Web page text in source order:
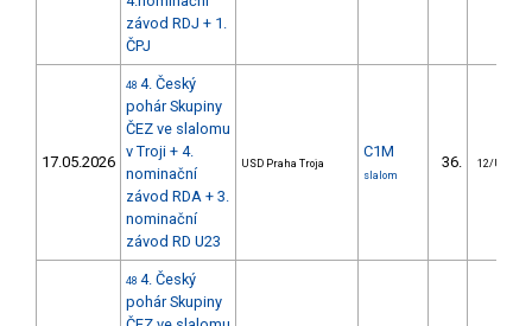
závod RDJ + 1.
ČPJ
17.05.2026
48 4. Český
pohár Skupiny
ČEZ ve slalomu
v Troji + 4.
nominační
závod RDA + 3.
nominační
závod RD U23
USD Praha Troja
C1M
slalom
36. 12/U23
48 4. Český
pohár Skupiny